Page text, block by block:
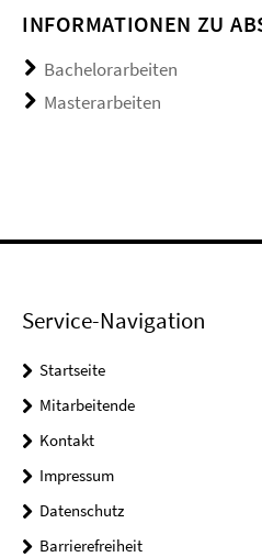
INFORMATIONEN ZU
Bachelorarbeiten
Masterarbeiten
Service-Navigation
Startseite
Mitarbeitende
Kontakt
Impressum
Datenschutz
Barrierefreiheit